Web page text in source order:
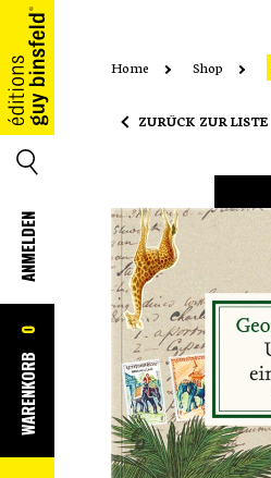
HOME
SUCHE
ANMELDEN
WARENKORB
0
Home Shop
ZURÜCK ZUR LISTE